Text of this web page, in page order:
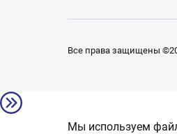
Все права защищены
Мы используем